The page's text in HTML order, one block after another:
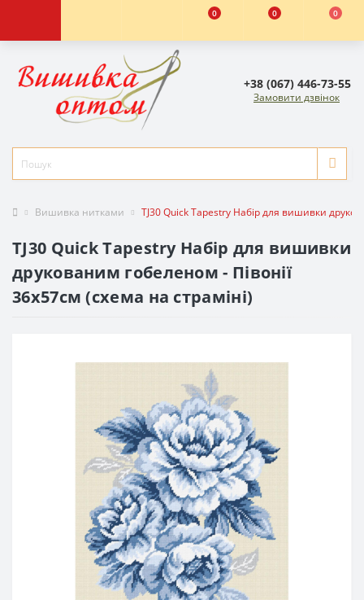
0 0 0
+38 (067) 446-73-55
Замовити дзвінок
Вишивка нитками TJ30 Quick Tapestry Набір для вишивки
TJ30 Quick Tapestry Набір для вишивки
друкованим гобеленом - Півонії
36x57см (схема на страміні)